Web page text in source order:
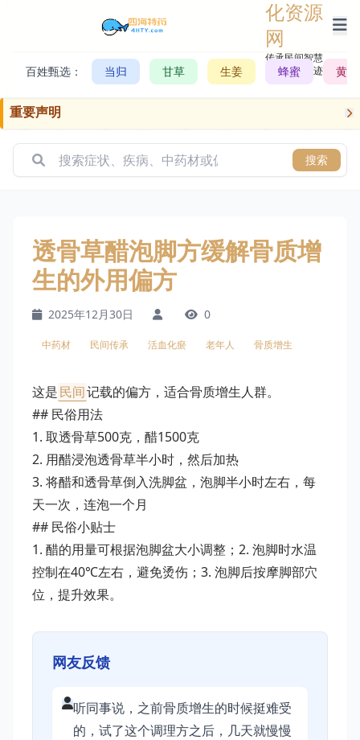
化资源
网
传承民间智慧，
记录历史轨迹
百姓甄选： 当归 甘草 生姜 蜂蜜 黄芪
重要声明
搜索
透骨草醋泡脚方缓解骨质增
生的外用偏方
2025年12月30日 0
中药材 民间传承 活血化瘀 老年人 骨质增生
这是民间记载的偏方，适合骨质增生人群。
## 民俗用法
1. 取透骨草500克，醋1500克
2. 用醋浸泡透骨草半小时，然后加热
3. 将醋和透骨草倒入洗脚盆，泡脚半小时左右，每
天一次，连泡一个月
## 民俗小贴士
1. 醋的用量可根据泡脚盆大小调整；2. 泡脚时水温
控制在40℃左右，避免烫伤；3. 泡脚后按摩脚部穴
位，提升效果。
网友反馈
听同事说，之前骨质增生的时候挺难受
的，试了这个调理方之后，几天就慢慢